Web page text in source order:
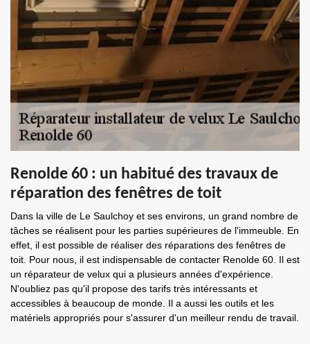
Renolde 60 : un habitué des travaux de
réparation des fenêtres de toit
Dans la ville de Le Saulchoy et ses environs, un grand nombre de
tâches se réalisent pour les parties supérieures de l'immeuble. En
effet, il est possible de réaliser des réparations des fenêtres de
toit. Pour nous, il est indispensable de contacter Renolde 60. Il est
un réparateur de velux qui a plusieurs années d'expérience.
N'oubliez pas qu'il propose des tarifs très intéressants et
accessibles à beaucoup de monde. Il a aussi les outils et les
matériels appropriés pour s'assurer d'un meilleur rendu de travail.